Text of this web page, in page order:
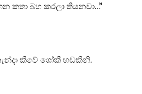
කතා බහ කරලා තියනවා…”
කීවේ ශෝකී හඬකිනි.